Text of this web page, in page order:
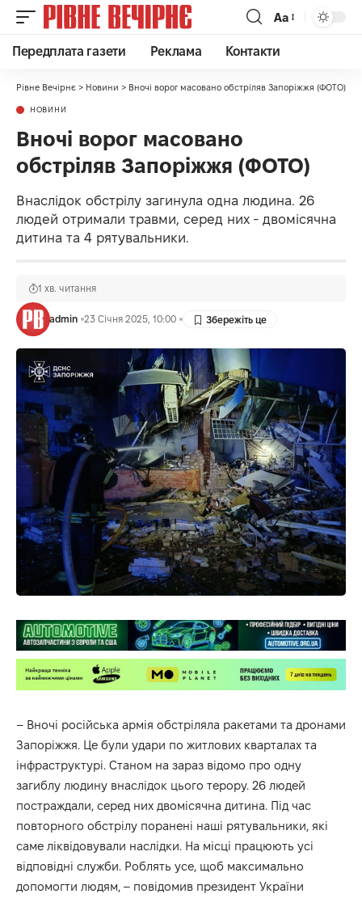
Аа
Передплата газети Реклама Контакти
Рівне Вечірнє > Новини > Вночі ворог масовано обстріляв Запоріжжя (ФОТО)
НОВИНИ
Вночі ворог масовано
обстріляв Запоріжжя (ФОТО)
Внаслідок обстрілу загинула одна людина. 26
людей отримали травми, серед них - двомісячна
дитина та 4 рятувальники.
admin 23 Січня 2025, 10:00
1 хв. читання
– Вночі російська армія обстріляла ракетами та дронами
Запоріжжя. Це були удари по житлових кварталах та
інфраструктурі. Станом на зараз відомо про одну
загиблу людину внаслідок цього терору. 26 людей
постраждали, серед них двомісячна дитина. Під час
повторного обстрілу поранені наші рятувальники, які
саме ліквідовували наслідки. На місці працюють усі
відповідні служби. Роблять усе, щоб максимально
допомогти людям, – повідомив президент України